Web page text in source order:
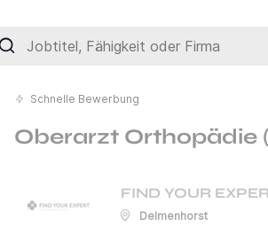
Fähigkeit oder Firma
Schnelle Bewerbung
Oberarzt
FIND YOUR
Delmenhorst